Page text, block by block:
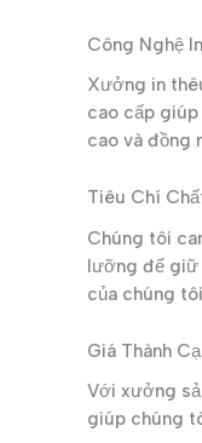
Công Nghệ
Xưởng in
cao cấp
cao và đồng
Tiêu Chí
Chúng tôi
lưỡng để giữ
của chúng
Giá Thành
Với xưởng
giúp chúng